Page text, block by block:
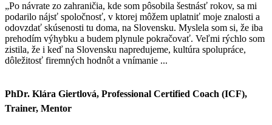
„Po návrate zo zahraničia, kde som pôsobila šestnásť rokov, sa mi
podarilo nájsť spoločnosť, v ktorej môžem uplatniť moje znalosti a
odovzdať skúsenosti tu doma, na Slovensku. Myslela som si, že iba
prehodím výhybku a budem plynule pokračovať. Veľmi rýchlo som
zistila, že i keď na Slovensku napredujeme, kultúra spolupráce,
dôležitosť firemných hodnôt a vnímanie ...
PhDr. Klára Giertlová, Professional Certified Coach (ICF),
Trainer, Mentor